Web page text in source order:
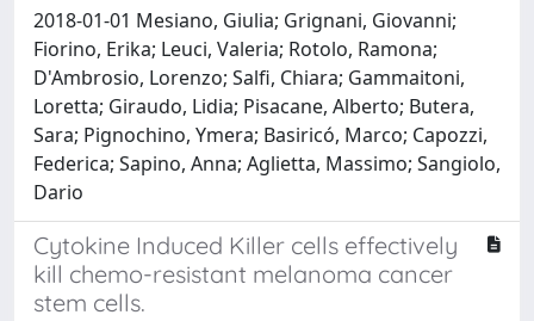
2018-01-01 Mesiano, Giulia; Grignani, Giovanni;
Fiorino, Erika; Leuci, Valeria; Rotolo, Ramona;
D'Ambrosio, Lorenzo; Salfi, Chiara; Gammaitoni,
Loretta; Giraudo, Lidia; Pisacane, Alberto; Butera,
Sara; Pignochino, Ymera; Basiricó, Marco; Capozzi,
Federica; Sapino, Anna; Aglietta, Massimo; Sangiolo,
Dario
Cytokine Induced Killer cells effectively
kill chemo-resistant melanoma cancer
stem cells.